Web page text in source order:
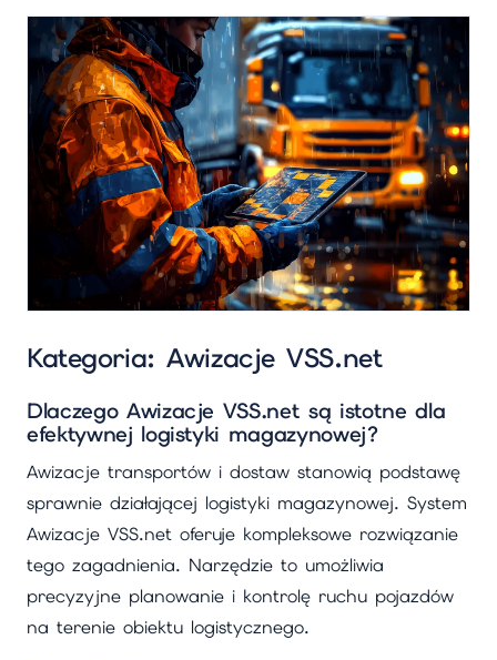
Kategoria: Awizacje VSS.net
Dlaczego Awizacje VSS.net są istotne dla
efektywnej logistyki magazynowej?
Awizacje transportów i dostaw stanowią podstawę
sprawnie działającej logistyki magazynowej. System
Awizacje VSS.net oferuje kompleksowe rozwiązanie
tego zagadnienia. Narzędzie to umożliwia
precyzyjne planowanie i kontrolę ruchu pojazdów
na terenie obiektu logistycznego.